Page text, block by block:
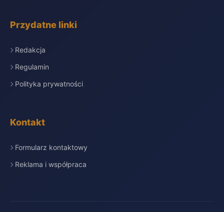
Przydatne linki
Redakcja
Regulamin
Polityka prywatności
Kontakt
Formularz kontaktowy
Reklama i współpraca